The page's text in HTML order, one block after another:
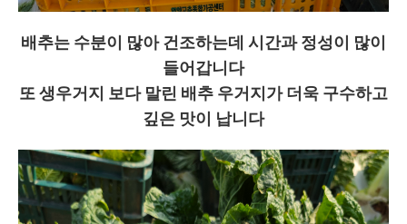
배추는 수분이 많아 건조하는데 시간과 정성이 많이
들어갑니다
또 생우거지 보다 말린 배추 우거지가 더욱 구수하고
깊은 맛이 납니다